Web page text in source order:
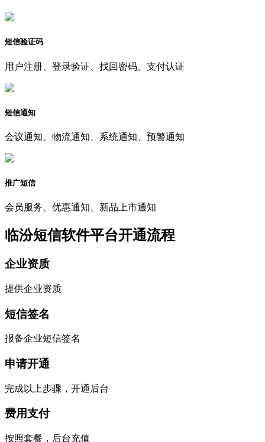
短信验证码
用户注册、登录验证、找回密码、支付认证
短信通知
会议通知、物流通知、系统通知、预警通知
推广短信
会员服务、优惠通知、新品上市通知
临汾短信软件平台开通流程
企业资质
提供企业资质
短信签名
报备企业短信签名
申请开通
完成以上步骤，开通后台
费用支付
按照套餐，后台充值